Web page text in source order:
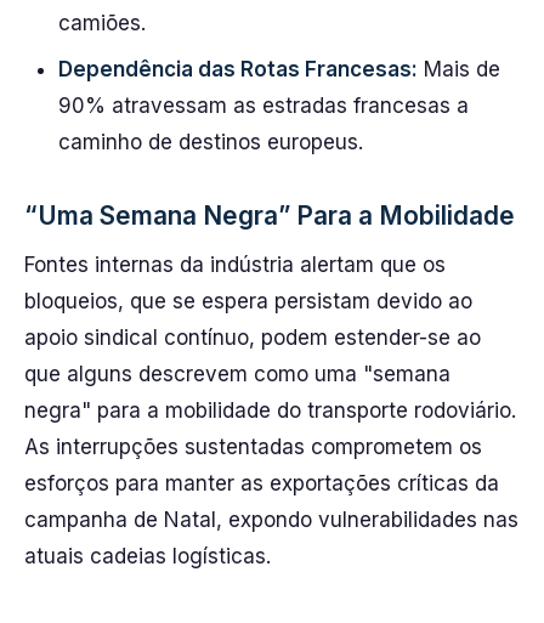
camiões.
Dependência das Rotas Francesas: Mais de
90% atravessam as estradas francesas a
caminho de destinos europeus.
“Uma Semana Negra” Para a Mobilidade
Fontes internas da indústria alertam que os
bloqueios, que se espera persistam devido ao
apoio sindical contínuo, podem estender-se ao
que alguns descrevem como uma "semana
negra" para a mobilidade do transporte rodoviário.
As interrupções sustentadas comprometem os
esforços para manter as exportações críticas da
campanha de Natal, expondo vulnerabilidades nas
atuais cadeias logísticas.